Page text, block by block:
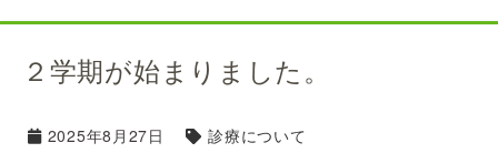
２学期が始まりました。
2025年8月27日 診療について